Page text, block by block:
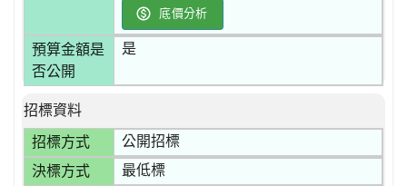
底價分析
預算金額是
否公開
是
招標資料
招標方式
公開招標
決標方式 最低標